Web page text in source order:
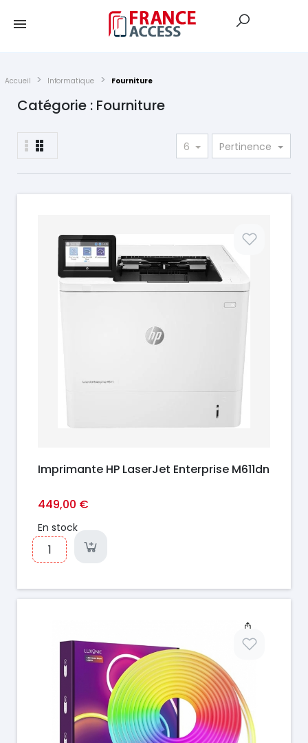
Accueil Informatique Fourniture
Catégorie : Fourniture
6 Pertinence
Imprimante HP LaserJet Enterprise M611dn
449,00 €
En stock